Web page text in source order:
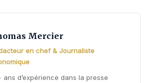
Mercier
en chef & Journaliste
ans d’expérience dans la presse